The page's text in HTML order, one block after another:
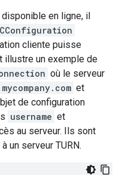
en ligne, il
cliente puisse
illustre un exemple de
où le serveur
et
de configuration
username et
au serveur. Ils sont
un serveur TURN.